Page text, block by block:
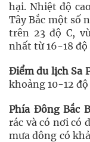
hại. Nhiệt độ
Tây Bắc một số
trên 23 độ C,
nhất từ 16-18 độ
Điểm du lịch Sa
khoảng 10-12
Phía Đông Bắc
rác và có nơi có
mưa dông có